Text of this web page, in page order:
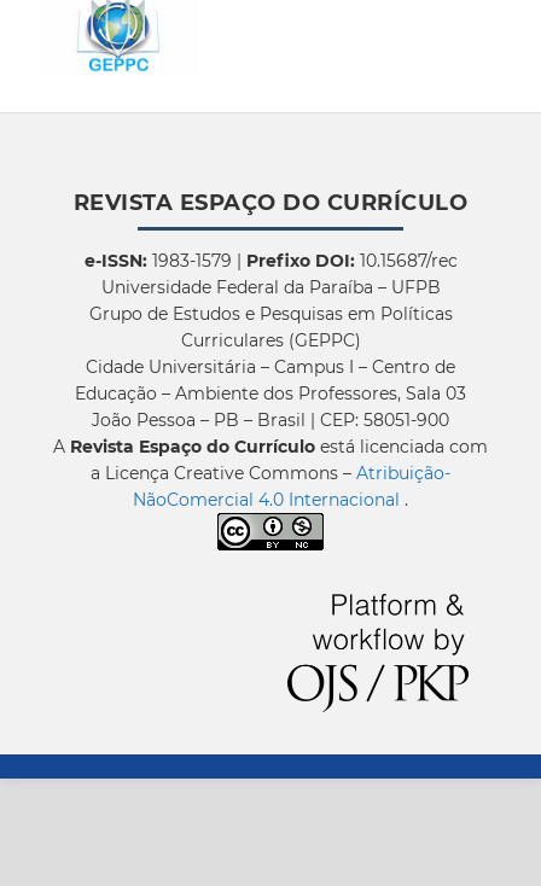
REVISTA ESPAÇO DO CURRÍCULO
e-ISSN:1983-1579 | Prefixo DOI:10.15687/rec
Universidade Federal da Paraíba – UFPB
Grupo de Estudos e Pesquisas em Políticas
Curriculares (GEPPC)
Cidade Universitária – Campus I – Centro de
Educação – Ambiente dos Professores, Sala 03
João Pessoa – PB – Brasil | CEP: 58051-900
A Revista Espaço do Currículo está licenciada com
a Licença Creative Commons – Atribuição-
NãoComercial 4.0 Internacional .